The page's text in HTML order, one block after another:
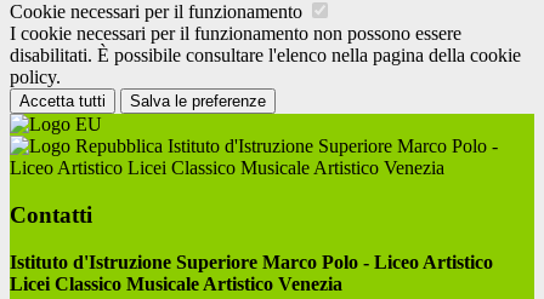
Cookie necessari per il funzionamento
I cookie necessari per il funzionamento non possono essere
disabilitati. È possibile consultare l'elenco nella pagina della cookie
policy.
Accetta tutti Salva le preferenze
Istituto d'Istruzione Superiore Marco Polo -
Liceo Artistico Licei Classico Musicale Artistico Venezia
Contatti
Istituto d'Istruzione Superiore Marco Polo - Liceo Artistico
Licei Classico Musicale Artistico Venezia